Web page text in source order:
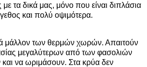
με τα δικά μας, μόνο που είναι διπλάσια
και πολύ οψιμότερα.
μάλλον των θερμών χωρών. Απαιτούν
μεγαλύτερων από των φασολιών
να ωριμάσουν. Στα κρύα δεν